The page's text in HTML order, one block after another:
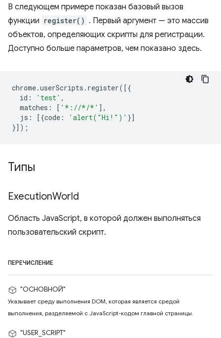
В следующем примере показан базовый вызов
функции register() . Первый аргумент — это массив
объектов, определяющих скрипты для регистрации.
Доступно больше параметров, чем показано здесь.
chrome.userScripts . register([{
id : 'test' ,
matches : [ '*://*/*' ],
js : [{code : 'alert("Hi!")' }]
}]);
Типы
ExecutionWorld
Область JavaScript, в которой должен выполняться
пользовательский скрипт.
ПЕРЕЧИСЛЕНИЕ
"ОСНОВНОЙ"
Указывает среду выполнения DOM, которая является средой
выполнения, разделяемой с JavaScript-кодом главной страницы.
"USER_SCRIPT"